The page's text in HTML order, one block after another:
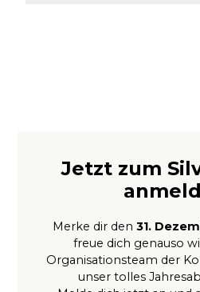
Jetzt zum
Merke dir den 31.
freue dich genauso
Organisationsteam der
unser tolles